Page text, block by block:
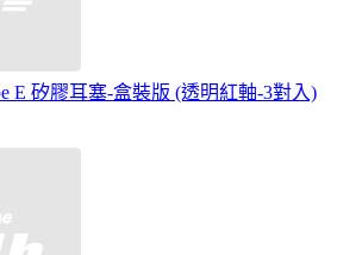
E 矽膠耳塞-盒裝版 (透明紅軸-3對入)